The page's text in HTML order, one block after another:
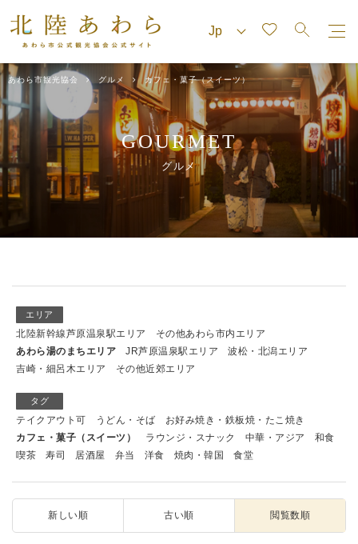
あわら市観光協会 グルメ カフェ・菓子（スイーツ）
GOURMET
グルメ
エリア
北陸新幹線芦原温泉駅エリア
その他あわら市内エリア
あわら湯のまちエリア
JR芦原温泉駅エリア
波松・北潟エリア
吉崎・細呂木エリア
その他近郊エリア
タグ
テイクアウト可 うどん・そば
お好み焼き・鉄板焼・たこ焼き
カフェ・菓子（スイーツ）
ラウンジ・スナック 中華・アジア
和食
喫茶
寿司 居酒屋 弁当 洋食 焼肉・韓国 食堂
新しい順 古い順 閲覧数順